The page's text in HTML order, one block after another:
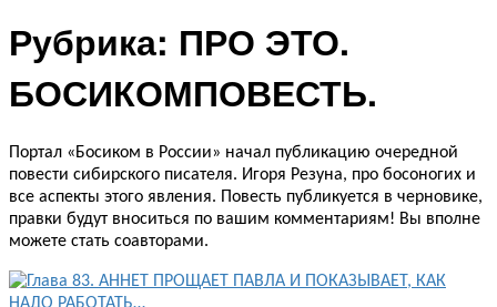
Рубрика: ПРО ЭТО.
БОСИКОМПОВЕСТЬ.
Портал «Босиком в России» начал публикацию очередной
повести сибирского писателя. Игоря Резуна, про босоногих и
все аспекты этого явления. Повесть публикуется в черновике,
правки будут вноситься по вашим комментариям! Вы вполне
можете стать соавторами.